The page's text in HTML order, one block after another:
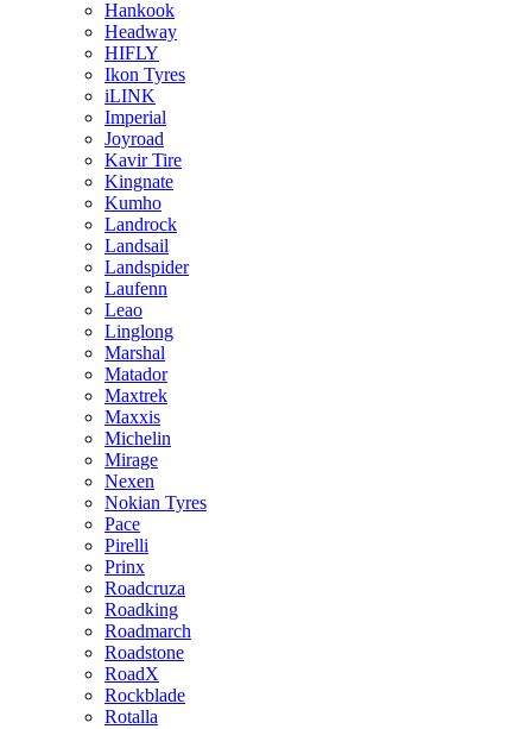
Hankook
Headway
HIFLY
Ikon Tyres
iLINK
Imperial
Joyroad
Kavir Tire
Kingnate
Kumho
Landrock
Landsail
Landspider
Laufenn
Leao
Linglong
Marshal
Matador
Maxtrek
Maxxis
Michelin
Mirage
Nexen
Nokian Tyres
Pace
Pirelli
Prinx
Roadcruza
Roadking
Roadmarch
Roadstone
RoadX
Rockblade
Rotalla